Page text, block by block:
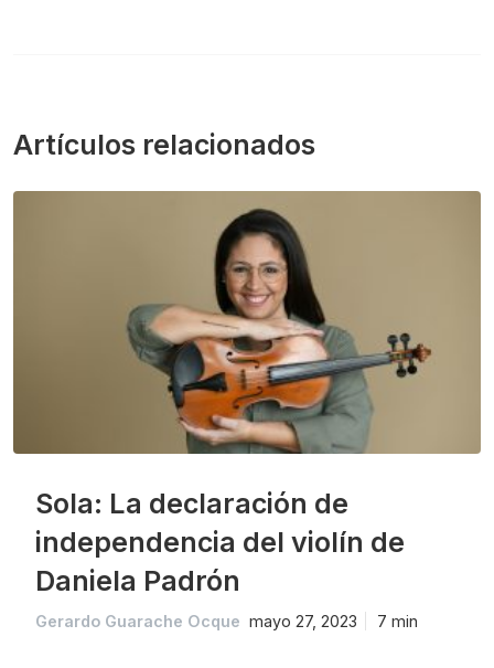
Artículos relacionados
Sola: La declaración de
independencia del violín de
Daniela Padrón
Gerardo Guarache Ocque mayo 27, 2023 7 min